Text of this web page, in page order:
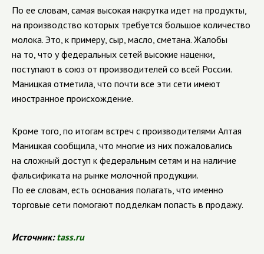
По ее словам, самая высокая накрутка идет на продукты,
на производство которых требуется большое количество
молока. Это, к примеру, сыр, масло, сметана. Жалобы
на то, что у федеральных сетей высокие наценки,
поступают в союз от производителей со всей России.
Маницкая отметила, что почти все эти сети имеют
иностранное происхождение.
Кроме того, по итогам встреч с производителями Алтая
Маницкая сообщила, что многие из них пожаловались
на сложный доступ к федеральным сетям и на наличие
фальсификата на рынке молочной продукции.
По ее словам, есть основания полагать, что именно
торговые сети помогают подделкам попасть в продажу.
Источник:tass.ru